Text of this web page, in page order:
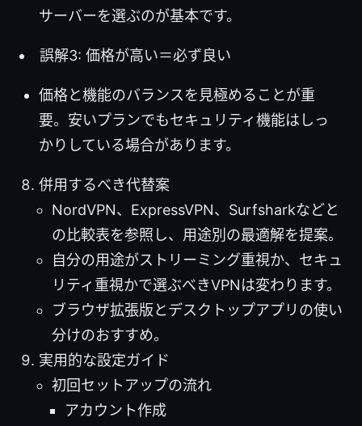
サーバーを選ぶのが基本です。
誤解3: 価格が高い＝必ず良い
価格と機能のバランスを見極めることが重
要。安いプランでもセキュリティ機能はしっ
かりしている場合があります。
併用するべき代替案
NordVPN、ExpressVPN、Surfsharkなどと
の比較表を参照し、用途別の最適解を提案。
自分の用途がストリーミング重視か、セキュ
リティ重視かで選ぶべきVPNは変わります。
ブラウザ拡張版とデスクトップアプリの使い
分けのおすすめ。
実用的な設定ガイド
初回セットアップの流れ
アカウント作成